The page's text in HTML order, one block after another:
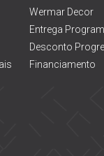
Wermar Decor
Entrega
Desconto
Financiamento